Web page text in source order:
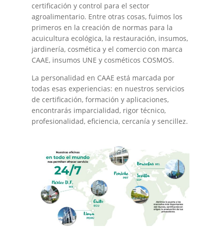
certificación y control para el sector
agroalimentario. Entre otras cosas, fuimos los
primeros en la creación de normas para la
acuicultura ecológica, la restauración, insumos,
jardinería, cosmética y el comercio con marca
CAAE, insumos UNE y cosméticos COSMOS.
La personalidad en CAAE está marcada por
todas esas experiencias: en nuestros servicios
de certificación, formación y aplicaciones,
encontrarás imparcialidad, rigor técnico,
profesionalidad, eficiencia, cercanía y sencillez.